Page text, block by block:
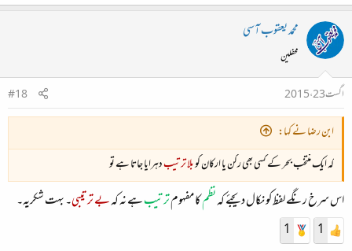
محمد یعقوب آسی
محفلین
اگست 23، 2015
#18
ابن رضا نے کہا:
کہ ایک منتخب بحر کے کسی بھی رکن یا ارکان کوبلا ترتیبدہرایا جاتا ہے تو
اس سرخ رنگے لفظ کو نکال دیجئے کہنظمکا مفہومترتیبہے نہ کہبے ترتیبی۔ بہت شکریہ۔
1
1